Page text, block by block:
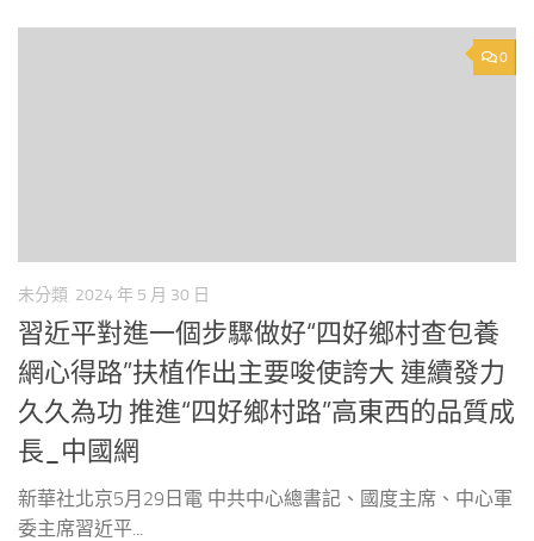
0
未分類 2024 年 5 月 30 日
習近平對進一個步驟做好“四好鄉村查包養
網心得路”扶植作出主要唆使誇大 連續發力
久久為功 推進“四好鄉村路”高東西的品質成
長_中國網
新華社北京5月29日電 中共中心總書記、國度主席、中心軍
委主席習近平...